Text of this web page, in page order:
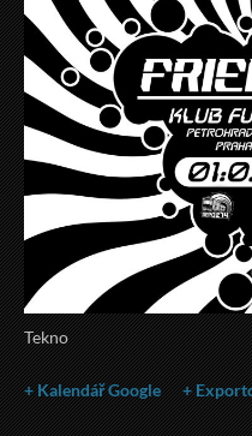
Tekno
+ Kalendář Google +